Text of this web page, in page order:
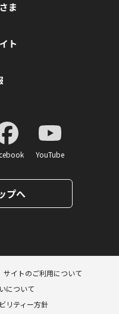
ま
ト
YouTube
プへ
サイトのご利用について
について
リティー方針